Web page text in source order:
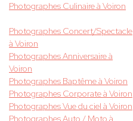
Photographes Culinaire à Voiron
Photographes Concert/Spectacle
à Voiron
Photographes Anniversaire à
Voiron
Photographes Baptême à Voiron
Photographes Corporate à Voiron
Photographes Vue du ciel à Voiron
Photographes Auto / Moto à